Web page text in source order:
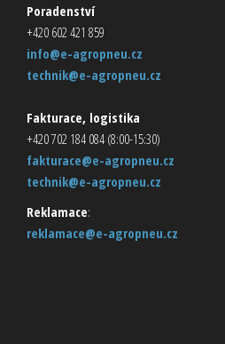
Poradenství
+420 602 421 859
info@e-agropneu.cz
technik@e-agropneu.cz
Fakturace, logistika
+420 702 184 084 (8:00-15:30)
fakturace@e-agropneu.cz
technik@e-agropneu.cz
Reklamace:
reklamace@e-agropneu.cz